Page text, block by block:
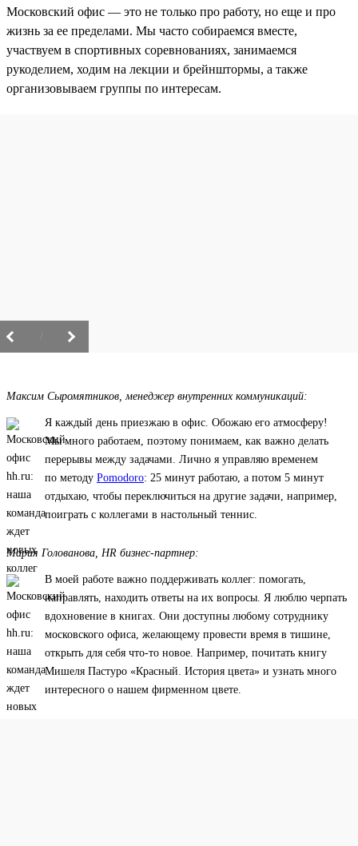
Московский офис — это не только про работу, но еще и про
жизнь за ее пределами. Мы часто собираемся вместе,
участвуем в спортивных соревнованиях, занимаемся
рукоделием, ходим на лекции и брейнштормы, а также
организовываем группы по интересам.
Максим Сыромятников, менеджер внутренних коммуникаций:
Я каждый день приезжаю в офис. Обожаю его атмосферу!
Мы много работаем, поэтому понимаем, как важно делать
перерывы между задачами. Лично я управляю временем
по методу Pomodoro: 25 минут работаю, а потом 5 минут
отдыхаю, чтобы переключиться на другие задачи, например,
поиграть с коллегами в настольный теннис.
Мария Голованова, HR бизнес-партнер:
В моей работе важно поддерживать коллег: помогать,
направлять, находить ответы на их вопросы. Я люблю черпать
вдохновение в книгах. Они доступны любому сотруднику
московского офиса, желающему провести время в тишине,
открыть для себя что-то новое. Например, почитать книгу
Мишеля Пастуро «Красный. История цвета» и узнать много
интересного о нашем фирменном цвете.